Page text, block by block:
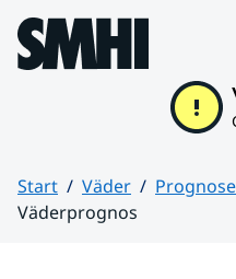
Hoppa till sidans innehåll
Start Väder
Väderprognos